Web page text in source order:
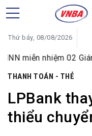
Thứ bảy, 08/08/2026
nhiệm 02 Giám
THANH TOÁN - THẺ
LPBank
thiểu